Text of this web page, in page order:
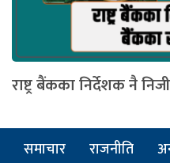
राष्ट्र बैंकका निर्देशक नै
समाचार राजनीति